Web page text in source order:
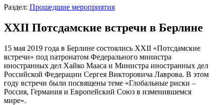
Раздел: Прошедшие мероприятия
XXII Потсдамские встречи в Берлине
15 мая 2019 года в Берлине состоялись XXII «Потсдамские
встречи» под патронатом Федерального министра
иностранных дел Хайко Мааса и Министра иностранных дел
Российской Федерации Сергея Викторовича Лаврова. В этом
году встречи были посвящены теме «Глобальные риски –
Россия, Германия и Европейский Союз в изменившемся
мире».